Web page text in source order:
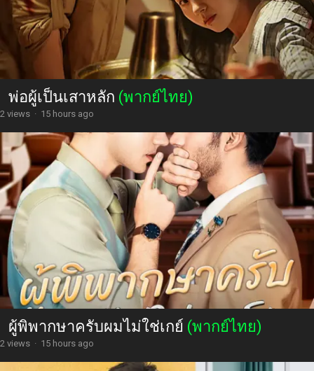
พ่อผู้เป็นเสาหลัก (พากย์ไทย)
2 views · 15 hours ago
ผู้พิพากษาครับผมไม่ใช่เกย์ (พากย์ไทย)
2 views · 15 hours ago